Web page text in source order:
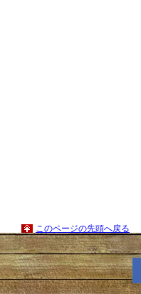
このページの先頭へ戻る